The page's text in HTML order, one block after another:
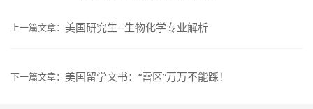
上一篇文章： 美国研究生--生物化学专业解析
下一篇文章： 美国留学文书：“雷区”万万不能踩！